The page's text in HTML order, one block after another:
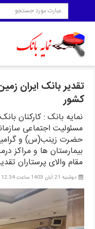
تقدیر بانک ایران
کشور
نمایه بانک : کارکنان
مسئولیت اجتماعی
حضرت زینب(س) و
بیمارستان ها و مراکز
مقام والای پرستاران
دوشنبه 21 آبان 1403 ساعت 12:34